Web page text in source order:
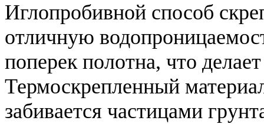
Иглопробивной способ
отличную
поперек полотна, что
Термоскрепленный
забивается частицами